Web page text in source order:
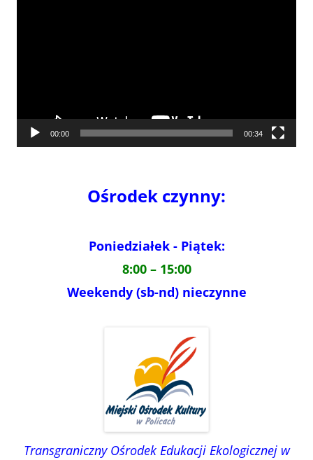
00:00 00:34
Ośrodek czynny:
Poniedziałek - Piątek:
8:00 – 15:00
Weekendy (sb-nd) nieczynne
Transgraniczny Ośrodek Edukacji Ekologicznej w